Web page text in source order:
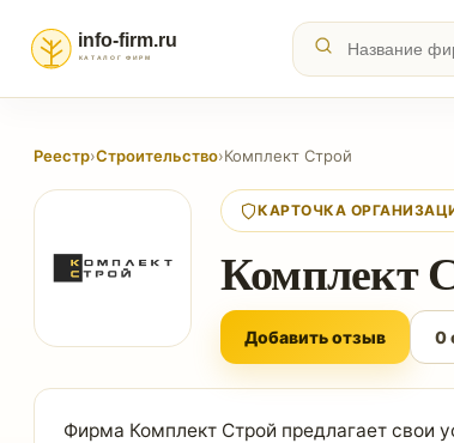
Реестр›Строительство›Комплект Строй
КАРТОЧКА
Комплект
Добавить отзыв 0
Фирма Комплект Строй предлагает свои